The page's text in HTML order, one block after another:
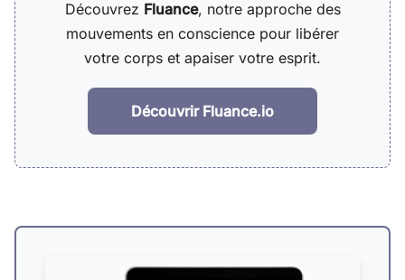
Découvrez Fluance, notre approche des
mouvements en conscience pour libérer
votre corps et apaiser votre esprit.
Découvrir Fluance.io